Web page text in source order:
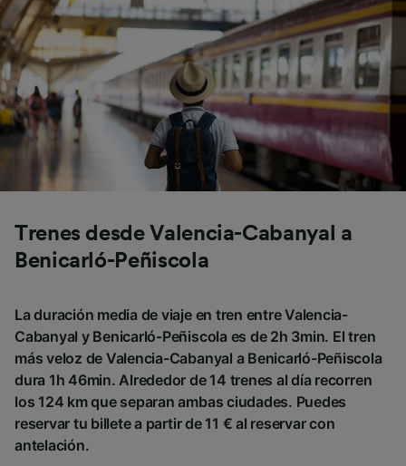
Trenes desde Valencia-Cabanyal a
Benicarló-Peñiscola
La duración media de viaje en tren entre Valencia-
Cabanyal y Benicarló-Peñiscola es de 2h 3min. El tren
más veloz de Valencia-Cabanyal a Benicarló-Peñiscola
dura 1h 46min. Alrededor de 14 trenes al día recorren
los 124 km que separan ambas ciudades. Puedes
reservar tu billete a partir de 11 € al reservar con
antelación.